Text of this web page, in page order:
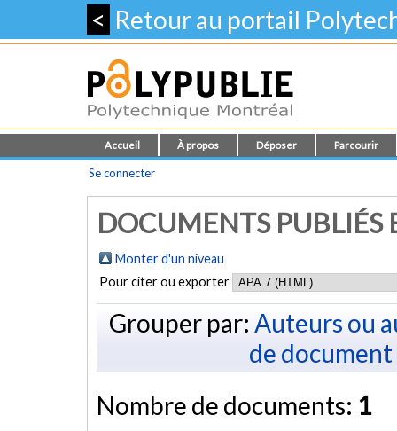
< Retour au portail
Accueil À propos Déposer Parcourir
Se connecter
DOCUMENTS PUBLIÉS
Monter d'un niveau
Pour citer ou exporter
Grouper par: Auteurs ou
de document
Nombre de documents: 1